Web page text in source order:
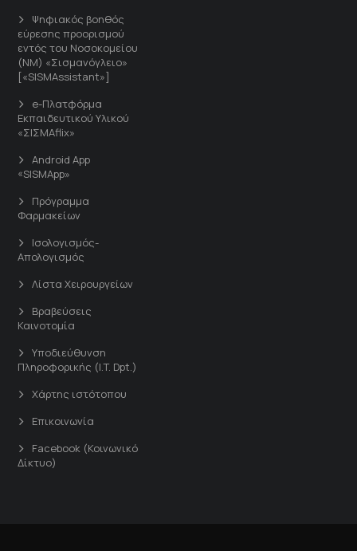
Ψηφιακός βοηθός
εύρεσης προορισμού
εντός του Νοσοκομείου
(ΝΜ) «Σισμανόγλειο»
[«SISMAssistant»]
e-Πλατφόρμα
Εκπαιδευτικού Υλικού
«ΣΙΣΜΑflix»
Android App
«SISMApp»
Πρόγραμμα
Φαρμακείων
Ισολογισμός-
Απολογισμός
Λίστα Χειρουργείων
Βραβεύσεις
Καινοτομία
Υποδιεύθυνση
Πληροφορικής (I.T. Dpt.)
Χάρτης ιστότοπου
Επικοινωνία
Facebook (Κοινωνικό
Δίκτυο)